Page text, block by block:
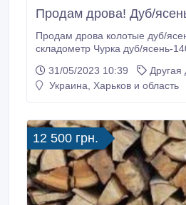
Продам дрова! Дуб/
Продам дрова колотые дуб/
складометр Чурка дуб/ясень-
грн. Чурка- 1100 грн. Доставка
области от 6 складометров.
31/05/2023 10:39
Другая
Украина, Харьков и область
12 500 грн.